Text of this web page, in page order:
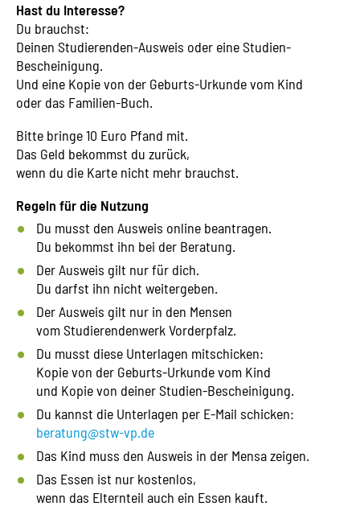
Hast du Interesse?
Du brauchst:
Deinen Studierenden-Ausweis oder eine Studien-
Bescheinigung.
Und eine Kopie von der Geburts-Urkunde vom Kind
oder das Familien-Buch.
Bitte bringe 10 Euro Pfand mit.
Das Geld bekommst du zurück,
wenn du die Karte nicht mehr brauchst.
Regeln für die Nutzung
Du musst den Ausweis online beantragen.
Du bekommst ihn bei der Beratung.
Der Ausweis gilt nur für dich.
Du darfst ihn nicht weitergeben.
Der Ausweis gilt nur in den Mensen
vom Studierendenwerk Vorderpfalz.
Du musst diese Unterlagen mitschicken:
Kopie von der Geburts-Urkunde vom Kind
und Kopie von deiner Studien-Bescheinigung.
Du kannst die Unterlagen per E-Mail schicken:
beratung@stw-vp.de
Das Kind muss den Ausweis in der Mensa zeigen.
Das Essen ist nur kostenlos,
wenn das Elternteil auch ein Essen kauft.